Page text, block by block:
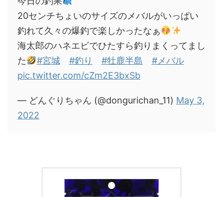
20センチちょいのサイズのメバルがいっぱい
釣れて久々の爆釣で楽しかったなぁ
海太郎のハネエビでひたすら釣りまくってまし
た
#宮城 #釣り #牡鹿半島
#メバル
pic.twitter.com/cZm2E3bxSb
— どんぐりちゃん (@dongurichan_11) May 3,
2022